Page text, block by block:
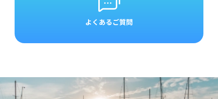
よくあるご質問